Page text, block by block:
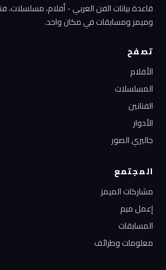
قاعدة بيانات الفن العربي - أفلام، مسلسلات،
وميمز ومسابقات في مكان واحد.
تصفح
الأفلام
المسلسلات
الفنانين
الأدوار
جاليري الصور
المجتمع
مشاركات الميمز
إعمل ميم
المسابقات
معلومات وطرائف